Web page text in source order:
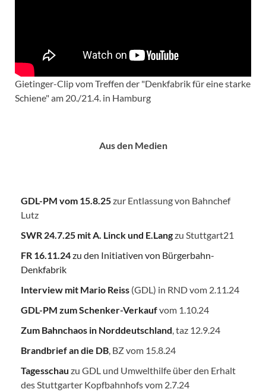
Gietinger-Clip vom Treffen der "Denkfabrik für eine starke
Schiene" am 20./21.4. in Hamburg
Aus den Medien
GDL-PM vom 15.8.25zur Entlassung von Bahnchef
Lutz
SWR 24.7.25 mit A. Linck und E.Langzu Stuttgart21
FR 16.11.24zu den Initiativen von Bürgerbahn-
Denkfabrik
Interview mit Mario Reiss (GDL) in RND vom 2.11.24
GDL-PM zum Schenker-Verkaufvom 1.10.24
Zum Bahnchaos in Norddeutschland , taz 12.9.24
Brandbrief an die DB , BZ vom 15.8.24
Tagesschau zu GDL und Umwelthilfe über den Erhalt
des Stuttgarter Kopfbahnhofs vom 2.7.24